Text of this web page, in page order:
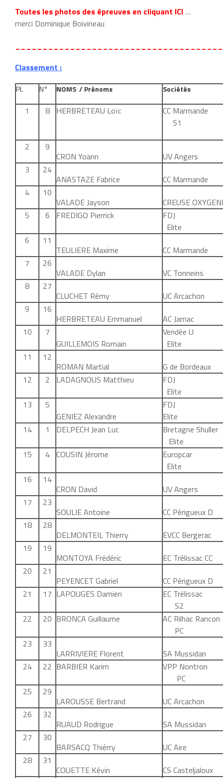
Toutes les photos des épreuves en cliquant ICI…
merci Dominique Boivineau
Classement :
PL N° NOMS / Prénoms Sociétés
1 8 HERBRETEAU Loïc
CC
S1
2
9
CRON Yoann
UV Angers
3
24
ANASTAZE Fabrice
CC Marmande
4
10
VALADE Jayson
CREUSE
5
6 FREDIGO Pierrick
Elite
6
11
TEULIERE Maxime
CC Marmande
7
26
VALADE Dylan
VC Tonneins
8
27
CLUCHET Rémy
UC Arcachon
9
16
HERBRETEAU Emmanuel
AC Jarnac
10
7
GUILLEMOIS Romain
Vendée
Elite
11
12
ROMAN Martial
G de Bordeaux
12
2 LADAGNOUS Matthieu
Elite
13
5
GENIEZ Alexandre
Elite
14
1 DELPECH Jean Luc
Bretagne
Elite
15
4 COUSIN Jérome
Elite
16
14
CRON David
UV Angers
17
23
SOULIE Antoine
CC Périgueux D
18
28
DELMONTEIL Thierry
EVCC Bergerac
19
19
MONTOYA Frédéric
EC Trélissac CC
20
21
PEYENCET Gabriel
CC Périgueux D
21
17 LAPOUGES Damien
EC
S2
22
20 BRONCA Guillaume
AC Rilhac
PC
23
33
LARRIVIERE Florent
SA Mussidan
24
22 BARBIER Karim
VPP
PC
25
29
LAROUSSE Bertrand
UC Arcachon
26
32
RUAUD Rodrigue
SA Mussidan
27
30
BARSACQ Thiérry
UC Aire
28
31
COUETTE Kévin
CS Casteljaloux